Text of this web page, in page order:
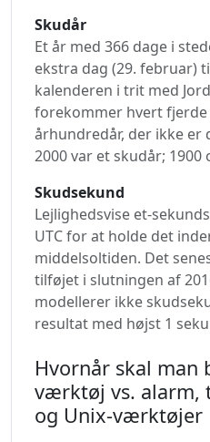
Skudår
Et år med 366 dage i
ekstra dag (29. februar)
kalenderen i trit med
forekommer hvert fjerde
århundredår, der ikke er
2000 var et skudår; 1900
Skudsekund
Lejlighedsvise et-
UTC for at holde det
middelsoltiden. Det
tilføjet i slutningen af
modellerer ikke
resultat med højst 1
Hvornår skal man
værktøj vs. alarm,
og Unix-værktøjer